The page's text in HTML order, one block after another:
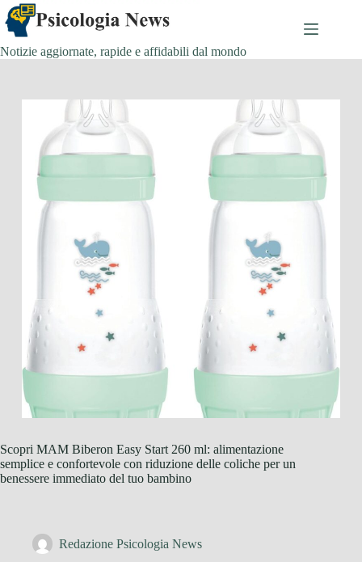
Salta
al
contenuto
Notizie aggiornate, rapide e affidabili dal mondo
Scopri MAM Biberon Easy Start 260 ml: alimentazione
semplice e confortevole con riduzione delle coliche per un
benessere immediato del tuo bambino
Redazione Psicologia News